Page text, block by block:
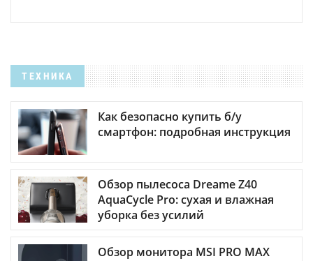
ТЕХНИКА
Как безопасно купить б/у
смартфон: подробная инструкция
Обзор пылесоса Dreame Z40
AquaCycle Pro: сухая и влажная
уборка без усилий
Обзор монитора MSI PRO MAX